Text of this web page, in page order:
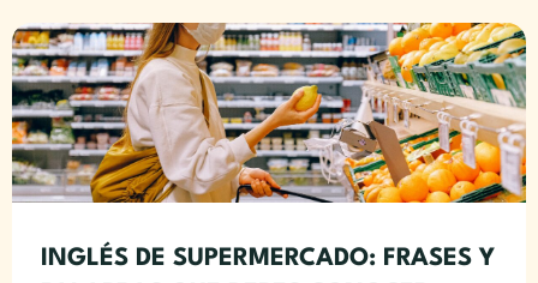
INGLÉS DE SUPERMERCADO: FRASES Y